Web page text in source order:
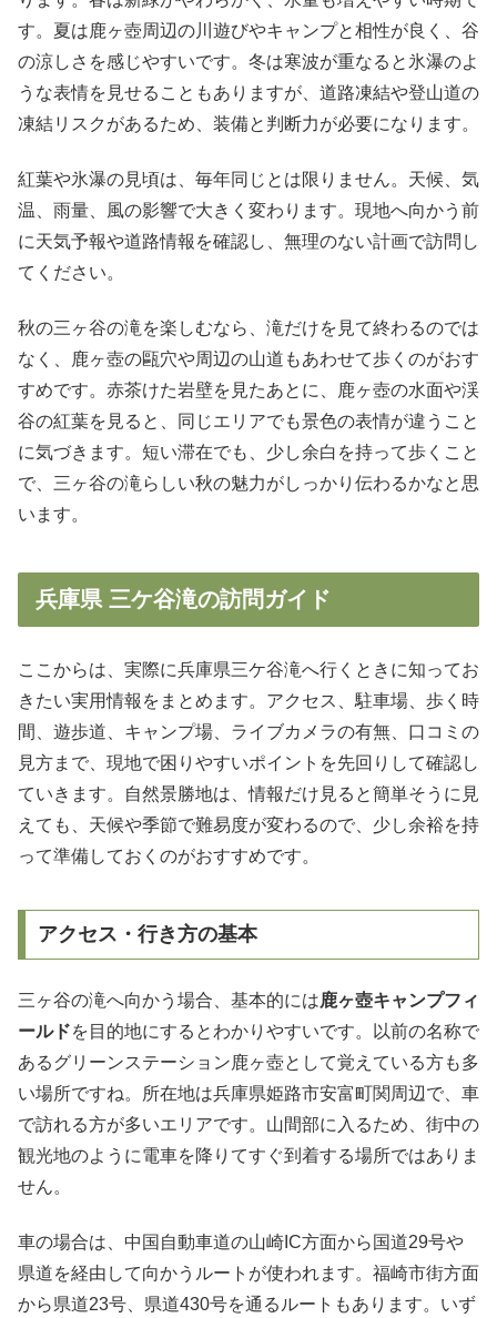
す。夏は鹿ヶ壺周辺の川遊びやキャンプと相性が良く、谷
の涼しさを感じやすいです。冬は寒波が重なると氷瀑のよ
うな表情を見せることもありますが、道路凍結や登山道の
凍結リスクがあるため、装備と判断力が必要になります。
紅葉や氷瀑の見頃は、毎年同じとは限りません。天候、気
温、雨量、風の影響で大きく変わります。現地へ向かう前
に天気予報や道路情報を確認し、無理のない計画で訪問し
てください。
秋の三ヶ谷の滝を楽しむなら、滝だけを見て終わるのでは
なく、鹿ヶ壺の甌穴や周辺の山道もあわせて歩くのがおす
すめです。赤茶けた岩壁を見たあとに、鹿ヶ壺の水面や渓
谷の紅葉を見ると、同じエリアでも景色の表情が違うこと
に気づきます。短い滞在でも、少し余白を持って歩くこと
で、三ヶ谷の滝らしい秋の魅力がしっかり伝わるかなと思
います。
兵庫県 三ケ谷滝の訪問ガイド
ここからは、実際に兵庫県三ケ谷滝へ行くときに知ってお
きたい実用情報をまとめます。アクセス、駐車場、歩く時
間、遊歩道、キャンプ場、ライブカメラの有無、口コミの
見方まで、現地で困りやすいポイントを先回りして確認し
ていきます。自然景勝地は、情報だけ見ると簡単そうに見
えても、天候や季節で難易度が変わるので、少し余裕を持
って準備しておくのがおすすめです。
アクセス・行き方の基本
三ヶ谷の滝へ向かう場合、基本的には鹿ヶ壺キャンプフィ
ールドを目的地にするとわかりやすいです。以前の名称で
あるグリーンステーション鹿ヶ壺として覚えている方も多
い場所ですね。所在地は兵庫県姫路市安富町関周辺で、車
で訪れる方が多いエリアです。山間部に入るため、街中の
観光地のように電車を降りてすぐ到着する場所ではありま
せん。
車の場合は、中国自動車道の山崎IC方面から国道29号や
県道を経由して向かうルートが使われます。福崎市街方面
から県道23号、県道430号を通るルートもあります。いず